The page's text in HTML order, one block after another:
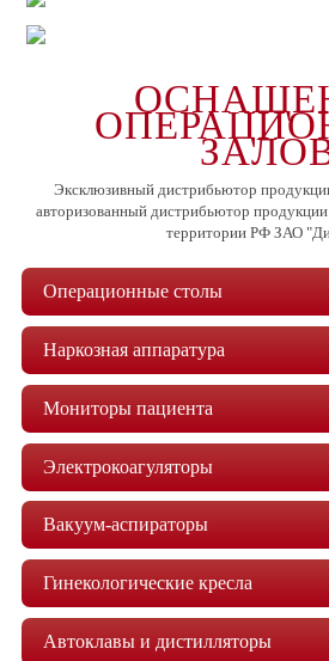
СЕРВИСНАЯ СЛУЖБА
Эксклюзивный дистрибьютор
авторизованный дистрибьютор
территории РФ ЗАО
Операционные столы
Наркозная аппаратура
Мониторы пациента
Электрокоагуляторы
Вакуум-аспираторы
Гинекологические кресла
Автоклавы и дистилляторы